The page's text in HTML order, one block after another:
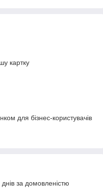
картку
для бізнес-користувачів
за домовленістю